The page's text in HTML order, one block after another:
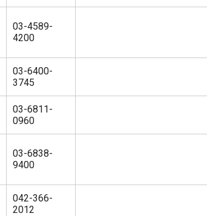
03-4589-
4200
03-6400-
3745
03-6811-
0960
03-6838-
9400
042-366-
2012